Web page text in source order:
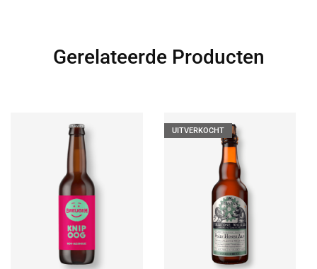
Gerelateerde Producten
UITVERKOCHT